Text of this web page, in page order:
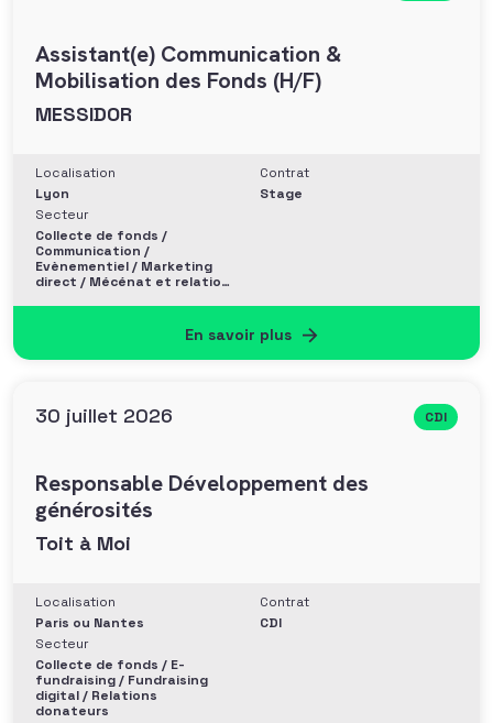
Assistant(e) Communication &
Mobilisation des Fonds (H/F)
MESSIDOR
Localisation
Lyon
Secteur
Collecte de fonds /
Communication /
Evènementiel / Marketing
direct / Mécénat et relation
Contrat
Stage
En savoir plus
30 juillet 2026 CDI
Responsable Développement des
générosités
Toit à Moi
Localisation
Paris ou Nantes
Secteur
Collecte de fonds / E-
fundraising / Fundraising
digital / Relations
donateurs
Contrat
CDI